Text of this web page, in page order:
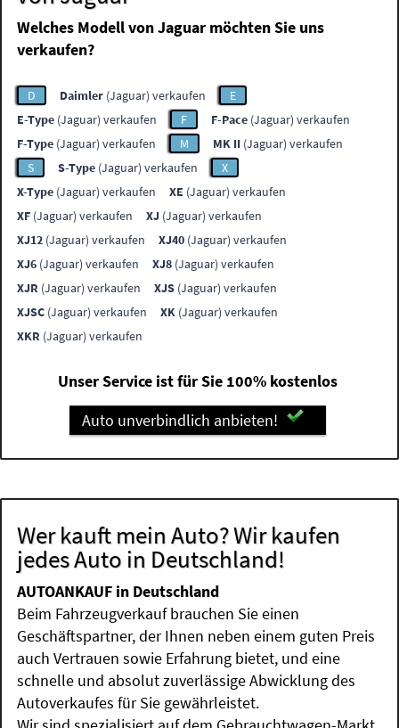
Welches Modell von Jaguar möchten Sie uns
verkaufen?
D Daimler (Jaguar) verkaufen
E
E-Type (Jaguar) verkaufen F F-Pace (Jaguar) verkaufen
F-Type (Jaguar) verkaufen M MK II (Jaguar) verkaufen
S
S-Type (Jaguar) verkaufen
X
X-Type (Jaguar) verkaufen XE (Jaguar) verkaufen
XF (Jaguar) verkaufen XJ (Jaguar) verkaufen
XJ12 (Jaguar) verkaufen XJ40 (Jaguar) verkaufen
XJ6 (Jaguar) verkaufen XJ8 (Jaguar) verkaufen
XJR (Jaguar) verkaufen XJS (Jaguar) verkaufen
XJSC (Jaguar) verkaufen XK (Jaguar) verkaufen
XKR (Jaguar) verkaufen
Unser Service ist für Sie 100% kostenlos
Auto unverbindlich anbieten!
Wer kauft mein Auto? Wir kaufen
jedes Auto in Deutschland!
AUTOANKAUF in Deutschland
Beim Fahrzeugverkauf brauchen Sie einen
Geschäftspartner, der Ihnen neben einem guten Preis
auch Vertrauen sowie Erfahrung bietet, und eine
schnelle und absolut zuverlässige Abwicklung des
Autoverkaufes für Sie gewährleistet.